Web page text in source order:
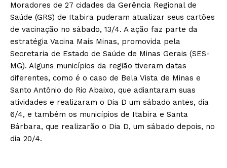
Moradores de 27 cidades da Gerência Regional de
Saúde (GRS) de Itabira puderam atualizar seus cartões
de vacinação no sábado, 13/4. A ação faz parte da
estratégia Vacina Mais Minas, promovida pela
Secretaria de Estado de Saúde de Minas Gerais (SES-
MG). Alguns municípios da região tiveram datas
diferentes, como é o caso de Bela Vista de Minas e
Santo Antônio do Rio Abaixo, que adiantaram suas
atividades e realizaram o Dia D um sábado antes, dia
6/4, e também os municípios de Itabira e Santa
Bárbara, que realizarão o Dia D, um sábado depois, no
dia 20/4.